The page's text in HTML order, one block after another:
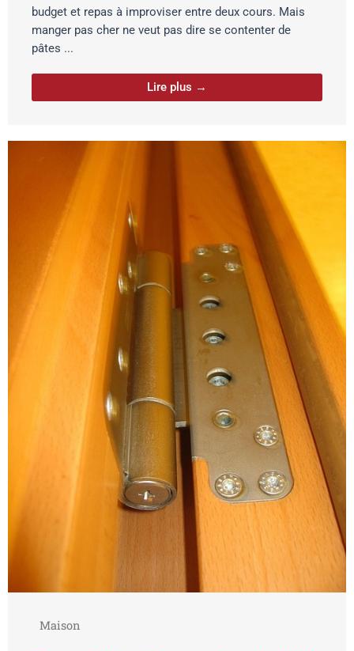
budget et repas à improviser entre deux cours. Mais
manger pas cher ne veut pas dire se contenter de
pâtes ...
Lire plus →
Maison